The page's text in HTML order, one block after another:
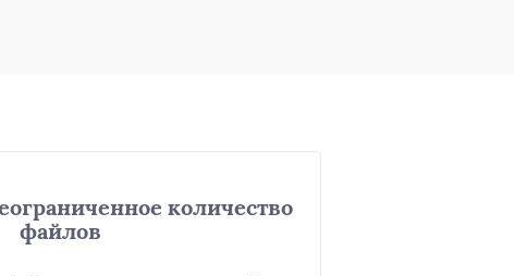
количество
файлов